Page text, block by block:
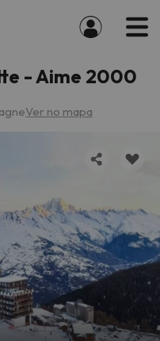
- Aime 2000
Ver no mapa